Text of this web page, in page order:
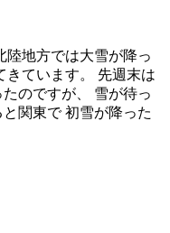
陸地方では大雪が降っ
きています。 先週末は
のですが、 雪が待っ
関東で 初雪が降った